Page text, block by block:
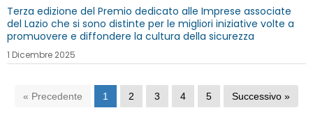
Terza edizione del Premio dedicato alle Imprese associate
del Lazio che si sono distinte per le migliori iniziative volte a
promuovere e diffondere la cultura della sicurezza
1 Dicembre 2025
« Precedente 1 2 3 4 5 Successivo »